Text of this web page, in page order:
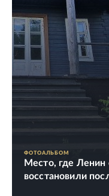
ФОТОАЛЬБОМ
Место, где Ленин
восстановили